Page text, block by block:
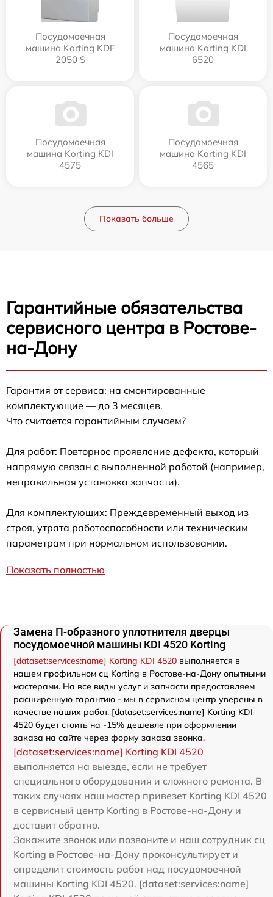
Посудомоечная
машина Korting KDF
2050 S
Посудомоечная
машина Korting KDI
6520
Посудомоечная
машина Korting KDI
4575
Посудомоечная
машина Korting KDI
4565
Показать больше
Гарантийные обязательства
сервисного центра в Ростове-
на-Дону
Гарантия от сервиса: на смонтированные
комплектующие — до 3 месяцев.
Что считается гарантийным случаем?
Для работ: Повторное проявление дефекта, который
напрямую связан с выполненной работой (например,
неправильная установка запчасти).
Для комплектующих: Преждевременный выход из
строя, утрата работоспособности или техническим
параметрам при нормальном использовании.
Показать полностью
Замена П-образного уплотнителя дверцы
посудомоечной машины KDI 4520 Korting
[dataset:services:name] Korting KDI 4520 выполняется в
нашем профильном сц Korting в Ростове-на-Дону опытными
мастерами. На все виды услуг и запчасти предоставляем
расширенную гарантию - мы в сервисном центр уверены в
качестве наших работ. [dataset:services:name] Korting KDI
4520 будет стоить на -15% дешевле при оформлении
заказа на сайте через форму заказа звонка.
[dataset:services:name] Korting KDI 4520
выполняется на выезде, если не требует
специального оборудования и сложного ремонта. В
таких случаях наш мастер привезет Korting KDI 4520
в сервисный центр Korting в Ростове-на-Дону и
доставит обратно.
Закажите звонок или позвоните и наш сотрудник сц
Korting в Ростове-на-Дону проконсультирует и
определит стоимость работ над посудомоечной
машины Korting KDI 4520. [dataset:services:name]